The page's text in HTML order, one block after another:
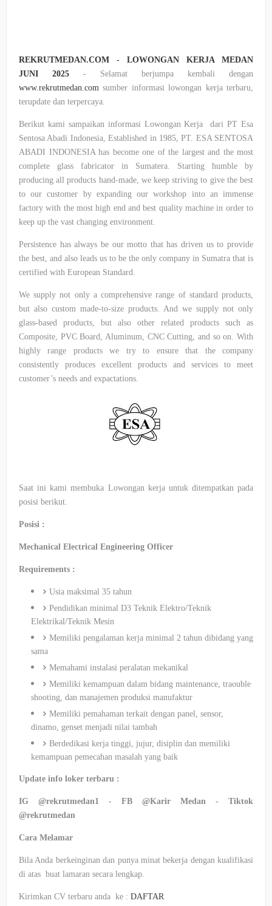
REKRUTMEDAN.COM - LOWONGAN KERJA MEDAN
JUNI 2025 - Selamat berjumpa kembali dengan
www.rekrutmedan.com sumber informasi lowongan kerja terbaru,
terupdate dan terpercaya.
Berikut kami sampaikan informasi Lowongan Kerja dari PT Esa
Sentosa Abadi Indonesia, Established in 1985, PT. ESA SENTOSA
ABADI INDONESIA has become one of the largest and the most
complete glass fabricator in Sumatera. Starting humble by
producing all products hand-made, we keep striving to give the best
to our customer by expanding our workshop into an immense
factory with the most high end and best quality machine in order to
keep up the vast changing environment.
Persistence has always be our motto that has driven us to provide
the best, and also leads us to be the only company in Sumatra that is
certified with European Standard.
We supply not only a comprehensive range of standard products,
but also custom made-to-size products. And we supply not only
glass-based products, but also other related products such as
Composite, PVC Board, Aluminum, CNC Cutting, and so on. With
highly range products we try to ensure that the company
consistently produces excellent products and services to meet
customer’s needs and expactations.
Saat ini kami membuka Lowongan kerja untuk ditempatkan pada
posisi berikut.
Posisi :
Mechanical Electrical Engineering Officer
Requirements :
Usia maksimal 35 tahun
Pendidikan minimal D3 Teknik Elektro/Teknik
Elektrikal/Teknik Mesin
Memiliki pengalaman kerja minimal 2 tahun dibidang yang
sama
Memahami instalasi peralatan mekanikal
Memiliki kemampuan dalam bidang maintenance, traouble
shooting, dan manajemen produksi manufaktur
Memiliki pemahaman terkait dengan panel, sensor,
dinamo, genset menjadi nilai tambah
Berdedikasi kerja tinggi, jujur, disiplin dan memiliki
kemampuan pemecahan masalah yang baik
Update info loker terbaru :
IG @rekrutmedan1 - FB @Karir Medan - Tiktok
@rekrutmedan
Cara Melamar
Bila Anda berkeinginan dan punya minat bekerja dengan kualifikasi
di atas buat lamaran secara lengkap.
Kirimkan CV terbaru anda ke : DAFTAR